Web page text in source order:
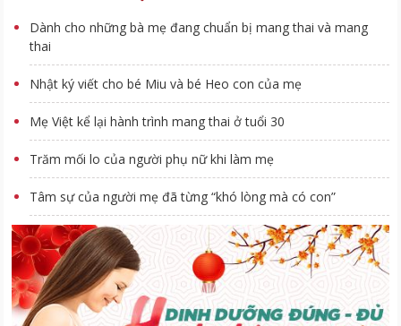
Dành cho những bà mẹ đang chuẩn bị mang thai và mang
thai
Nhật ký viết cho bé Miu và bé Heo con của mẹ
Mẹ Việt kể lại hành trình mang thai ở tuổi 30
Trăm mối lo của người phụ nữ khi làm mẹ
Tâm sự của người mẹ đã từng “khó lòng mà có con”